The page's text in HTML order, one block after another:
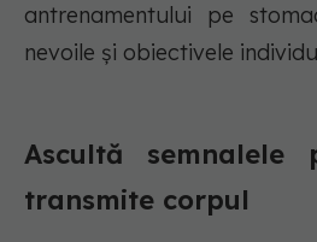
antrenamentului pe
nevoile și obiectivele
Ascultă
transmite corpul